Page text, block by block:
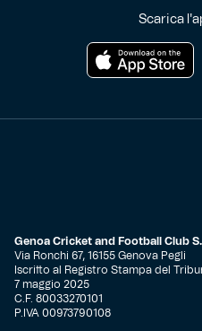
Scarica
Genoa Cricket and Football Club
Via Ronchi 67, 16155 Genova Pegli
Iscritto al Registro Stampa del
7 maggio 2025
C.F. 80033270101
P.IVA 00973790108